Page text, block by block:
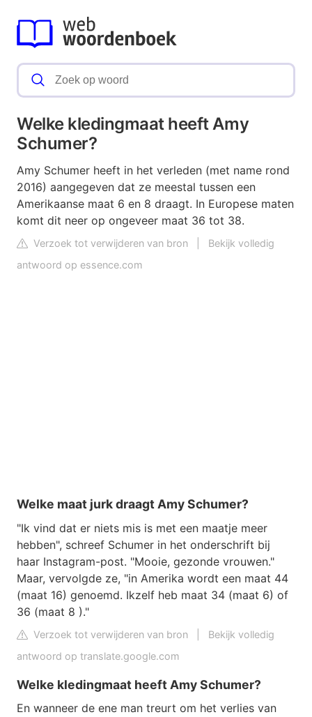
Welke kledingmaat heeft Amy
Schumer?
Amy Schumer heeft in het verleden (met name rond
2016) aangegeven dat ze meestal tussen een
Amerikaanse maat 6 en 8 draagt. In Europese maten
komt dit neer op ongeveer maat 36 tot 38.
Verzoek tot verwijderen van bron
Bekijk volledig
antwoord op essence.com
Welke maat jurk draagt ​​Amy Schumer?
"Ik vind dat er niets mis is met een maatje meer
hebben", schreef Schumer in het onderschrift bij
haar Instagram-post. "Mooie, gezonde vrouwen."
Maar, vervolgde ze, "in Amerika wordt een maat 44
(maat 16) genoemd. Ikzelf heb maat 34 (maat 6) of
36 (maat 8 )."
Verzoek tot verwijderen van bron
Bekijk volledig
antwoord op translate.google.com
Welke kledingmaat heeft Amy Schumer?
En wanneer de ene man treurt om het verlies van